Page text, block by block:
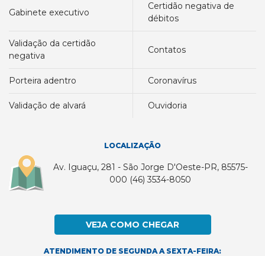
gabinete executivo
certidão negativa de
débitos
validação da certidão
negativa
contatos
porteira adentro coronavírus
validação de alvará ouvidoria
LOCALIZAÇÃO
Av. Iguaçu, 281 - São Jorge D'Oeste-PR, 85575-
000 (46) 3534-8050
VEJA COMO CHEGAR
ATENDIMENTO DE SEGUNDA A SEXTA-FEIRA: